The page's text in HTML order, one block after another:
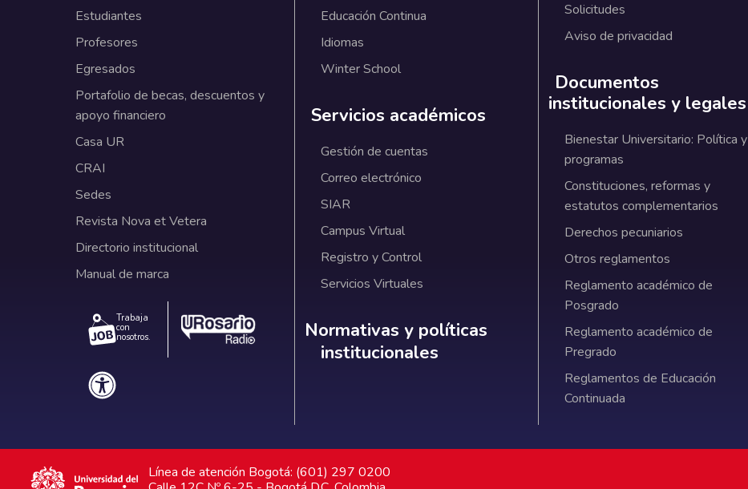
Estudiantes
Profesores
Egresados
Portafolio de becas, descuentos y
apoyo financiero
Casa UR
CRAI
Sedes
Revista Nova et Vetera
Directorio institucional
Manual de marca
Trabaja
con
nosotros.
Educación Continua
Idiomas
Winter School
Servicios académicos
Gestión de cuentas
Correo electrónico
SIAR
Campus Virtual
Registro y Control
Servicios Virtuales
Normativas y políticas institucionales
Normativas y políticas
institucionales
Solicitudes
Aviso de privacidad
Documentos
institucionales y legales
Bienestar Universitario: Política y
programas
Constituciones, reformas y
estatutos complementarios
Derechos pecuniarios
Otros reglamentos
Reglamento académico de
Posgrado
Reglamento académico de
Pregrado
Reglamentos de Educación
Continuada
Línea de atención Bogotá: (601) 297 0200